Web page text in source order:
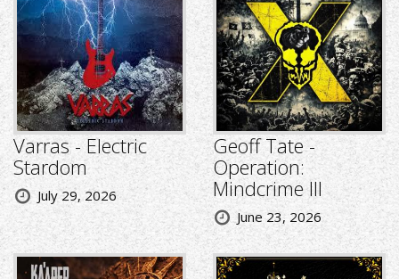
Varras - Electric
Stardom
July 29, 2026
Geoff Tate -
Operation:
Mindcrime III
June 23, 2026